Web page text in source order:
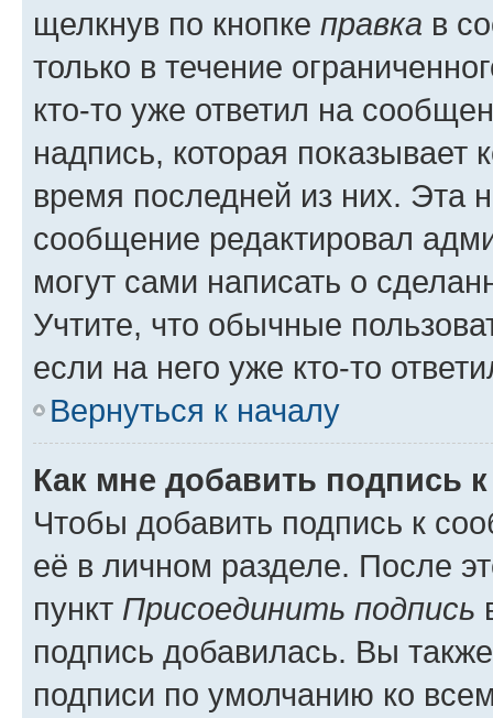
щелкнув по кнопке правка в
только в течение
кто-то уже ответил на
надпись, которая показывает
время последней из них. Эта
сообщение редактировал
могут сами написать о
Учтите, что обычные
если на него уже кто-то
Вернуться к началу
Как мне добавить подпись
Чтобы добавить подпись к
её в личном разделе. После
пункт Присоединить подпись
подпись добавилась. Вы
подписи по умолчанию ко